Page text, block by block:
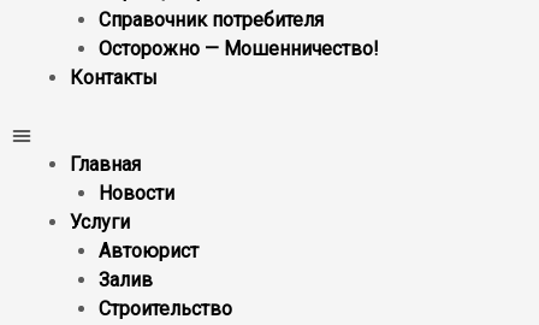
Справочник потребителя
Осторожно — Мошенничество!
Контакты
Главная
Новости
Услуги
Автоюрист
Залив
Строительство